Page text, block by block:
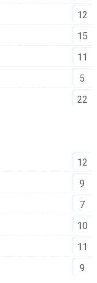
12
15
11
5
22
12
9
7
10
11
9